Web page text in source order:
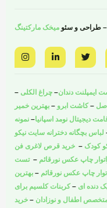
– طراحی و سئو میخک مارکتینگ
w
i
e
r
L
i
n
d
-
n
I
n
s
g
r
a
m
ایمپلنت دندان– چراغ الکلی –
–کاشت ابرو – بهترین خمیر
دیجیتال نومد اسپانیا– نمونه
لباس بچگانه دخترانه سایت نیکو
کودک – خرید قرص لاغری فن
چاپ عکس نورقائم –تست
چاپ عکس نورقائم – بهترین
دنده ای –کربنات کلسیم برای
متخصص اطفال و نوزادان – خرید